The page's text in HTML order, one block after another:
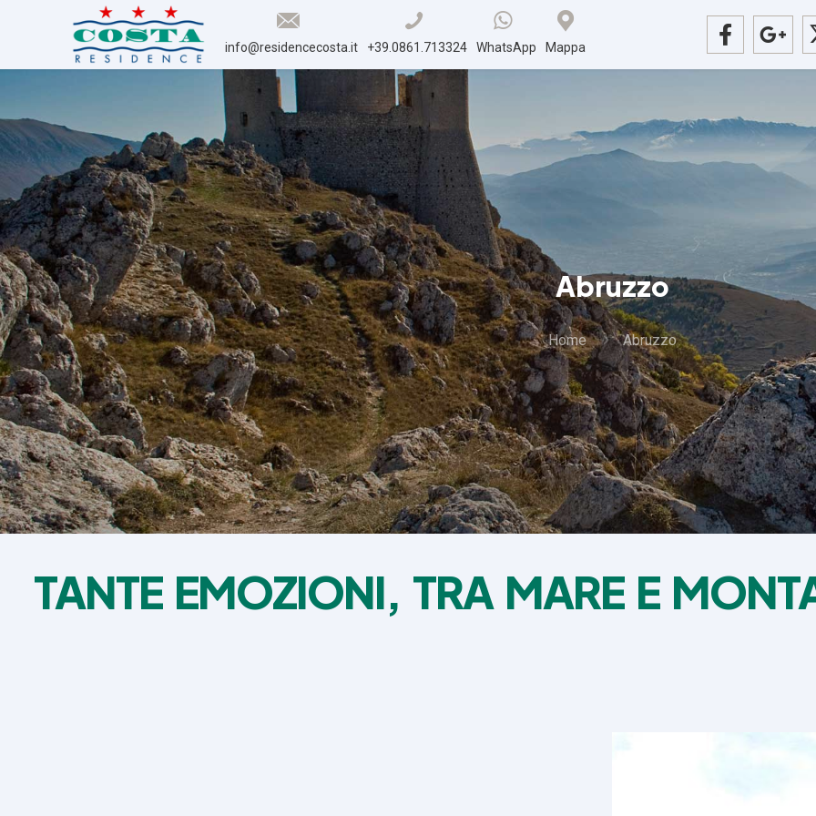
info@residencecosta.it +39.0861.713324 WhatsApp Mappa
Abruzzo
Home Abruzzo
TANTE EMOZIONI, TRA MARE E